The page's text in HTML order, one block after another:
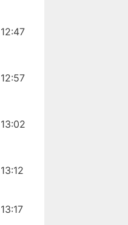
12:47
12:57
13:02
13:12
13:17